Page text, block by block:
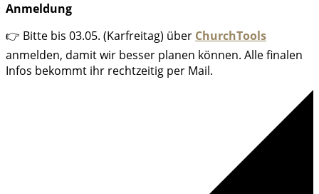
Anmeldung
👉 Bitte bis 03.05. (Karfreitag) über ChurchTools
anmelden, damit wir besser planen können. Alle finalen
Infos bekommt ihr rechtzeitig per Mail.